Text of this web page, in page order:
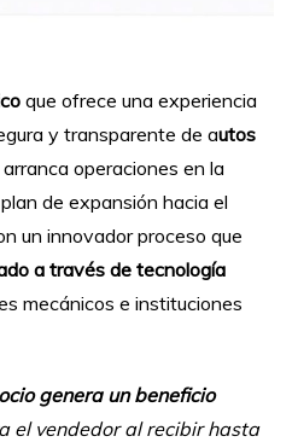
que ofrece una experiencia
y transparente de autos
arranca operaciones en la
de expansión hacia el
un innovador proceso que
a través de tecnología
mecánicos e instituciones
genera un beneficio
el vendedor al recibir hasta